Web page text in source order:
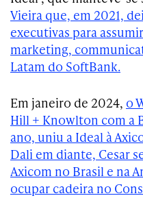
Vieira que, em 2021,
executivas para
marketing,
Latam do SoftBank.
Em janeiro de 2024, o
Hill + Knowlton com a
ano, uniu a Ideal à
Dali em diante, Cesar
Axicom no Brasil e na
ocupar cadeira no